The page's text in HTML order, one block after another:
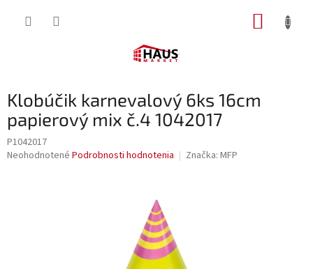
Klobúčik karnevalový 6ks 16cm
papierový mix č.4 1042017
P1042017
Priemerné
Neohodnotené Podrobnosti hodnotenia Značka: MFP